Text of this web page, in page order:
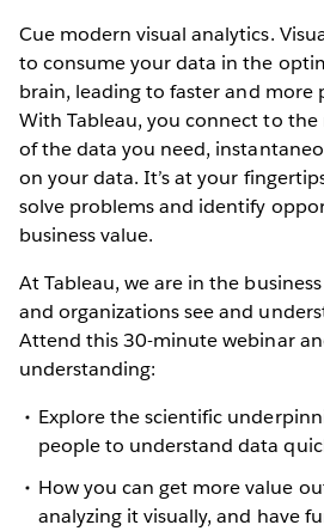
Cue modern visual analytics.
to consume your data in the
brain, leading to faster and more
With Tableau, you connect to
of the data you need,
on your data. It’s at your
solve problems and identify
business value.
At Tableau, we are in the
and organizations see and
Attend this 30-minute webinar
understanding:
Explore the scientific
people to understand data
How you can get more value
analyzing it visually, and have